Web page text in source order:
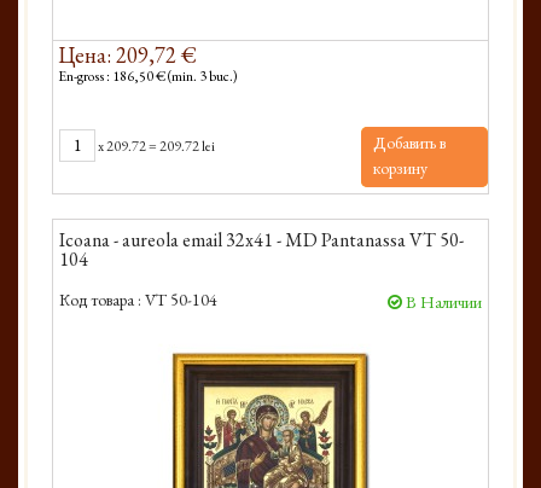
Цена: 209,72 €
En-gross : 186,50 € (min. 3 buc.)
x209.72=209.72 lei
Добавить в
корзину
Icoana - aureola email 32x41 - MD Pantanassa VT 50-
104
Код товара : VT 50-104 В Наличии